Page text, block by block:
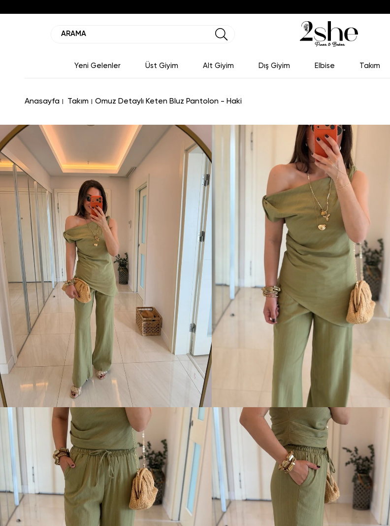
Yeni Gelenler Üst Giyim Alt Giyim Dış Giyim Elbise Takım
Anasayfa Takım Omuz Detaylı Keten Bluz Pantolon - Haki